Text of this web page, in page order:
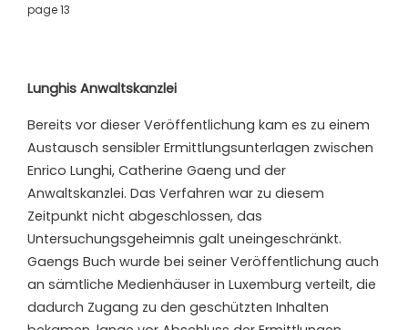
page 13
Lunghis Anwaltskanzlei
Bereits vor dieser Veröffentlichung kam es zu einem
Austausch sensibler Ermittlungsunterlagen zwischen
Enrico Lunghi, Catherine Gaeng und der
Anwaltskanzlei. Das Verfahren war zu diesem
Zeitpunkt nicht abgeschlossen, das
Untersuchungsgeheimnis galt uneingeschränkt.
Gaengs Buch wurde bei seiner Veröffentlichung auch
an sämtliche Medienhäuser in Luxemburg verteilt, die
dadurch Zugang zu den geschützten Inhalten